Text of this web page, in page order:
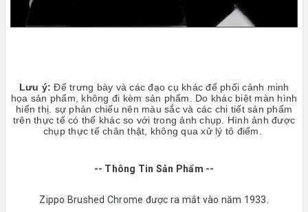
Lưu ý: Đế trưng bày và các đạo cụ khác để phối cảnh minh
họa sản phẩm, không đi kèm sản phẩm. Do khác biệt màn hình
hiển thị. sự phản chiếu nên màu sắc và các chi tiết sản phẩm
trên thực tế có thể khác so với trong ảnh chụp. Hình ảnh được
chụp thực tế chân thật, không qua xử lý tô điểm.
-- Thông Tin Sản Phẩm --
Zippo Brushed Chrome được ra mắt vào năm 1933.